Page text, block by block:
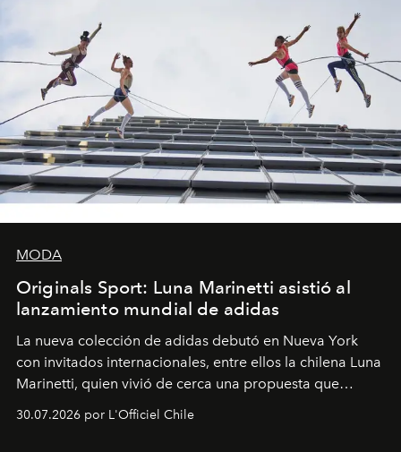
MODA
Originals Sport: Luna Marinetti asistió al
lanzamiento mundial de adidas
La nueva colección de adidas debutó en Nueva York
con invitados internacionales, entre ellos la chilena Luna
Marinetti, quien vivió de cerca una propuesta que
fusiona moda y rendimiento.
30.07.2026 por L'Officiel Chile